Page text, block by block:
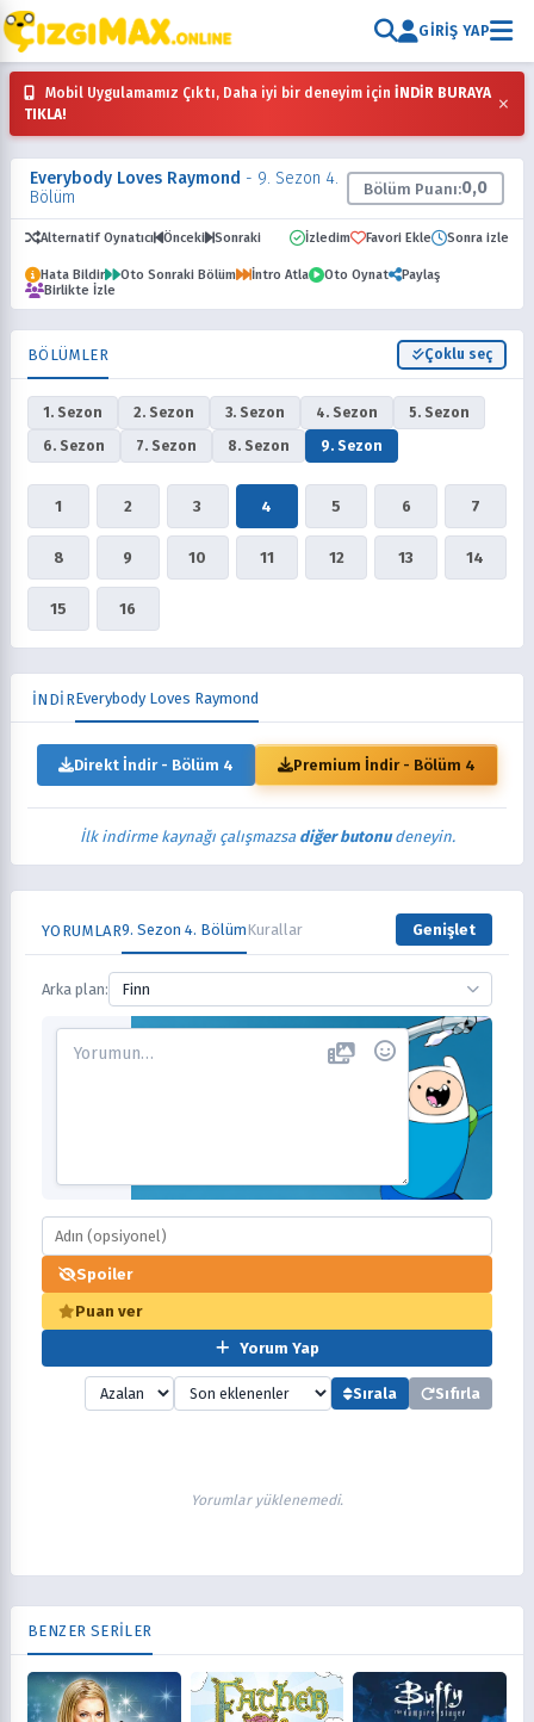
GIRIŞ YAP
Mobil Uygulamamız Çıktı, Daha iyi bir deneyim için İNDİR BURAYA
TIKLA!
×
Everybody Loves Raymond - 9. Sezon 4.
Bölüm
Bölüm Puanı:0,0
Alternatif Oynatıcı Önceki Sonraki İzledim Favori Ekle Sonra izle
Hata Bildir Oto Sonraki Bölüm İntro Atla Oto Oynat
Paylaş
Birlikte İzle
BÖLÜMLER Çoklu seç
1. Sezon 2. Sezon 3. Sezon 4. Sezon
5. Sezon
6. Sezon
7. Sezon 8. Sezon 9. Sezon
1 2 3 4 5 6 7
8 9 10 11 12 13 14
15 16
İNDİREverybody Loves Raymond
Direkt İndir - Bölüm 4 Premium İndir - Bölüm 4
İlk indirme kaynağı çalışmazsa diğer butonudeneyin.
YORUMLAR9. Sezon 4. BölümKurallar Genişlet
Arka plan: Finn
Spoiler
Puan ver
Yorum Yap
Sırala Sıfırla
Yorumlar yüklenemedi.
BENZER SERİLER